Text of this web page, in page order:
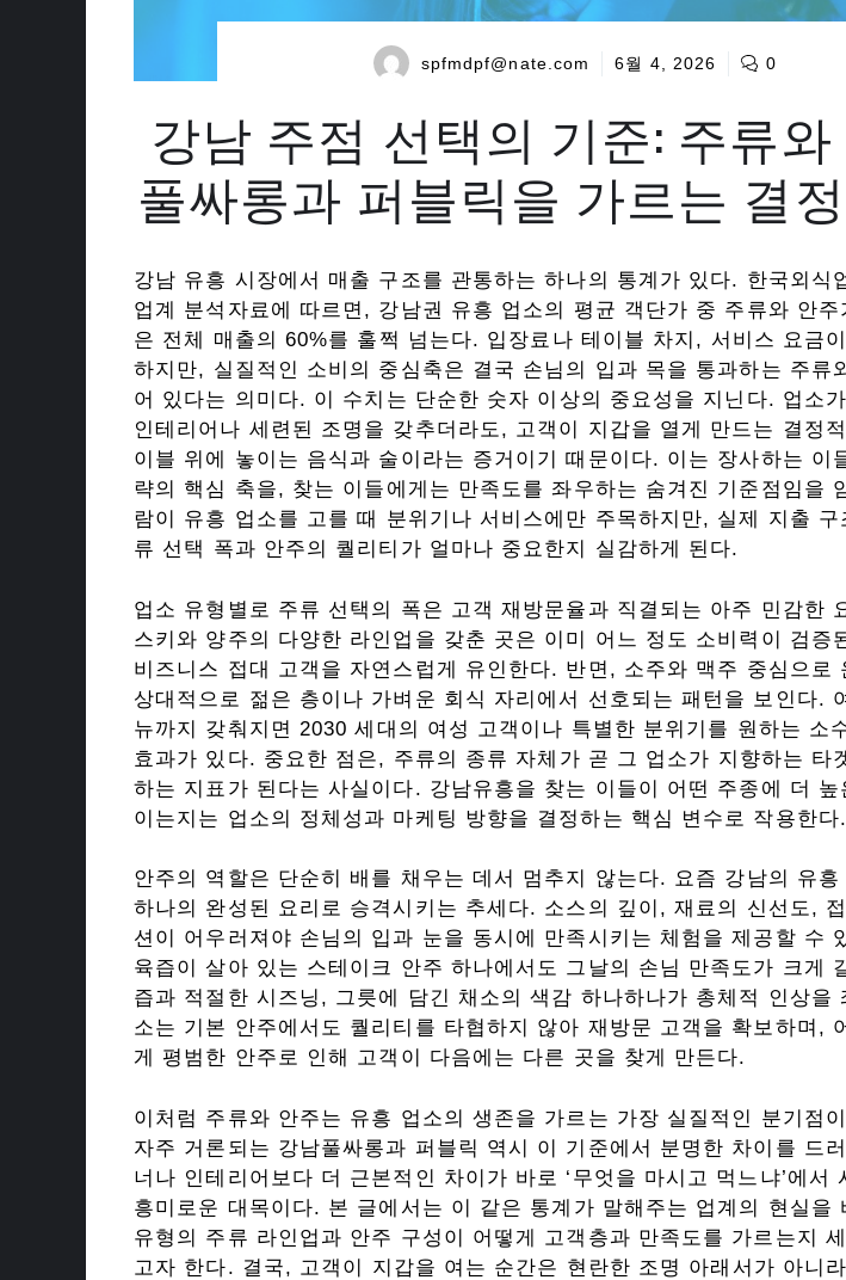
spfmdpf@nate.com 6월 4, 2026 0
강남 주점 선택의 기준: 주류
풀싸롱과 퍼블릭을 가르는 결
강남 유흥 시장에서 매출 구조를 관통하는 하나의 통계가 있다. 한국외식
업계 분석자료에 따르면, 강남권 유흥 업소의 평균 객단가 중 주류와 안주
은 전체 매출의 60%를 훌쩍 넘는다. 입장료나 테이블 차지, 서비스 요금
하지만, 실질적인 소비의 중심축은 결국 손님의 입과 목을 통과하는 주류
어 있다는 의미다. 이 수치는 단순한 숫자 이상의 중요성을 지닌다. 업소
인테리어나 세련된 조명을 갖추더라도, 고객이 지갑을 열게 만드는 결정
이블 위에 놓이는 음식과 술이라는 증거이기 때문이다. 이는 장사하는 이
략의 핵심 축을, 찾는 이들에게는 만족도를 좌우하는 숨겨진 기준점임을
람이 유흥 업소를 고를 때 분위기나 서비스에만 주목하지만, 실제 지출 구
류 선택 폭과 안주의 퀄리티가 얼마나 중요한지 실감하게 된다.
업소 유형별로 주류 선택의 폭은 고객 재방문율과 직결되는 아주 민감한
스키와 양주의 다양한 라인업을 갖춘 곳은 이미 어느 정도 소비력이 검증
비즈니스 접대 고객을 자연스럽게 유인한다. 반면, 소주와 맥주 중심으로
상대적으로 젊은 층이나 가벼운 회식 자리에서 선호되는 패턴을 보인다.
뉴까지 갖춰지면 2030 세대의 여성 고객이나 특별한 분위기를 원하는 소
효과가 있다. 중요한 점은, 주류의 종류 자체가 곧 그 업소가 지향하는 타
하는 지표가 된다는 사실이다. 강남유흥을 찾는 이들이 어떤 주종에 더 높
이는지는 업소의 정체성과 마케팅 방향을 결정하는 핵심 변수로 작용한다.
안주의 역할은 단순히 배를 채우는 데서 멈추지 않는다. 요즘 강남의 유흥
하나의 완성된 요리로 승격시키는 추세다. 소스의 깊이, 재료의 신선도,
션이 어우러져야 손님의 입과 눈을 동시에 만족시키는 체험을 제공할 수
육즙이 살아 있는 스테이크 안주 하나에서도 그날의 손님 만족도가 크게
즙과 적절한 시즈닝, 그릇에 담긴 채소의 색감 하나하나가 총체적 인상을
소는 기본 안주에서도 퀄리티를 타협하지 않아 재방문 고객을 확보하며,
게 평범한 안주로 인해 고객이 다음에는 다른 곳을 찾게 만든다.
이처럼 주류와 안주는 유흥 업소의 생존을 가르는 가장 실질적인 분기점
자주 거론되는 강남풀싸롱과 퍼블릭 역시 이 기준에서 분명한 차이를 드
너나 인테리어보다 더 근본적인 차이가 바로 ‘무엇을 마시고 먹느냐’에서
흥미로운 대목이다. 본 글에서는 이 같은 통계가 말해주는 업계의 현실을
유형의 주류 라인업과 안주 구성이 어떻게 고객층과 만족도를 가르는지
고자 한다. 결국, 고객이 지갑을 여는 순간은 현란한 조명 아래서가 아니